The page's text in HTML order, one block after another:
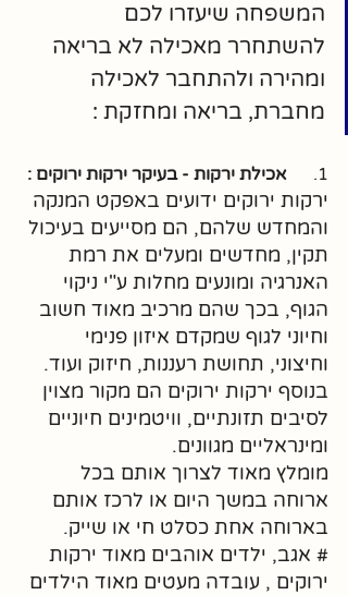
המשפחה שיעזרו לכם
להשתחרר מאכילה לא בריאה
ומהירה ולהתחבר לאכילה
מחברת, בריאה ומחזקת :
1. אכילת ירקות - בעיקר ירקות ירוקים :
ירקות ירוקים ידועים באפקט המנקה
והמחדש שלהם, הם מסייעים בעיכול
תקין, מחדשים ומעלים את רמת
האנרגיה ומונעים מחלות ע"י ניקוי
הגוף, בכך שהם מרכיב מאוד חשוב
וחיוני לגוף שמקדם איזון פנימי
וחיצוני, תחושת רעננות, חיזוק ועוד.
בנוסף ירקות ירוקים הם מקור מצוין
לסיבים תזונתיים, וויטמינים חיוניים
ומינראליים מגוונים.
מומלץ מאוד לצרוך אותם בכל
ארוחה במשך היום או לרכז אותם
בארוחה אחת כסלט חי או שייק.
# אגב, ילדים אוהבים מאוד ירקות
ירוקים , עובדה מעטים מאוד הילדים